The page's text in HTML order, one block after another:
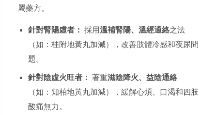
屬藥方。
針對腎陽虛者： 採用溫補腎陽、溫經通絡之法
（如：桂附地黃丸加減），改善肢體冷感和夜尿問
題。
針對陰虛火旺者： 著重滋陰降火、益陰通絡
（如：知柏地黃丸加減），緩解心煩、口渴和四肢
酸痛無力。